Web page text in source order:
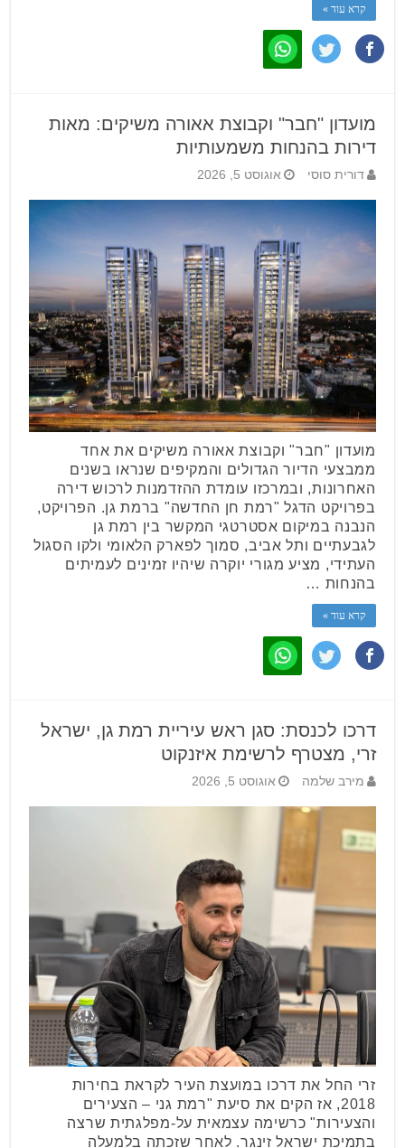
קרא עוד »
מועדון "חבר" וקבוצת אאורה משיקים: מאות
דירות בהנחות משמעותיות
דורית סוסי אוגוסט 5, 2026
מועדון "חבר" וקבוצת אאורה משיקים את אחד
ממבצעי הדיור הגדולים והמקיפים שנראו בשנים
האחרונות, ובמרכזו עומדת ההזדמנות לרכוש דירה
בפרויקט הדגל "רמת חן החדשה" ברמת גן. הפרויקט,
הנבנה במיקום אסטרטגי המקשר בין רמת גן
לגבעתיים ותל אביב, סמוך לפארק הלאומי ולקו הסגול
העתידי, מציע מגורי יוקרה שיהיו זמינים לעמיתים
בהנחות …
קרא עוד »
דרכו לכנסת: סגן ראש עיריית רמת גן, ישראל
זרי, מצטרף לרשימת איזנקוט
מירב שלמה אוגוסט 5, 2026
זרי החל את דרכו במועצת העיר לקראת בחירות
2018, אז הקים את סיעת "רמת גני – הצעירים
והצעירות" כרשימה עצמאית על-מפלגתית שרצה
בתמיכת ישראל זינגר. לאחר שזכתה בלמעלה